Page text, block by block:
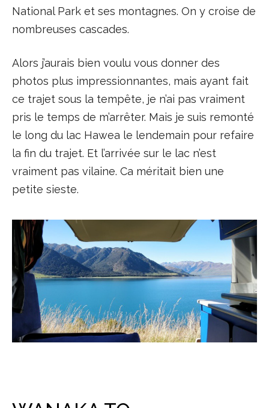
National Park et ses montagnes. On y croise de
nombreuses cascades.
Alors j’aurais bien voulu vous donner des
photos plus impressionnantes, mais ayant fait
ce trajet sous la tempête, je n’ai pas vraiment
pris le temps de m’arrêter. Mais je suis remonté
le long du lac Hawea le lendemain pour refaire
la fin du trajet. Et l’arrivée sur le lac n’est
vraiment pas vilaine. Ca méritait bien une
petite sieste.